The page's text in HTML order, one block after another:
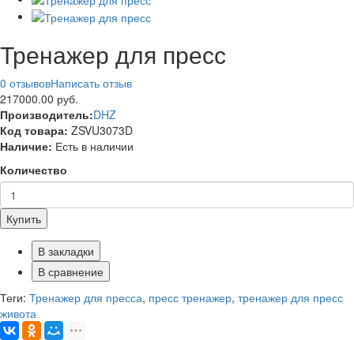
Тренажер для пресс
0 отзывовНаписать отзыв
217000.00 руб.
Производитель:DHZ
Код товара: ZSVU3073D
Наличие: Есть в наличии
Количество
Купить
В закладки
В сравнение
Теги: Тренажер для пресса, пресс тренажер, тренажер для пресс
живота